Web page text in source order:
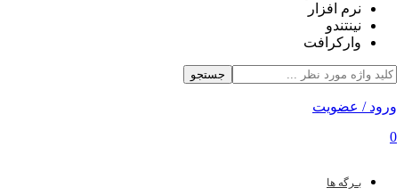
نرم افزار
نینتندو
وارکرافت
جستجو
ورود / عضویت
0
بـرگه ها